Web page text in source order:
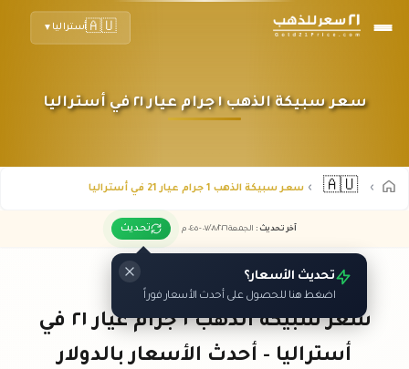
🇦🇺أستراليا ▼
سعر سبيكة الذهب ١ جرام عيار ٢١ في أستراليا
🇦🇺 سعر سبيكة الذهب 1 جرام عيار 21 في أستراليا
آخر تحديث : الجمعة ٠٧ /٠٨/٢٠٢٦ - ٠٤:٠٥ م تحديث
تحديث الأسعار؟
اضغط هنا للحصول على أحدث الأسعار فوراً
سعر سبيكة الذهب ١ جرام عيار ٢١ في
أستراليا - أحدث الأسعار بالدولار